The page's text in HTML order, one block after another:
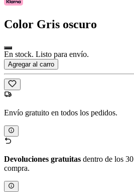
Color Gris oscuro
En stock. Listo para envío.
Agregar al carro
Envío gratuito en todos los pedidos.
Devoluciones gratuitas dentro de los
compra.